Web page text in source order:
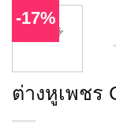
-17%
ต่างหูเพชร